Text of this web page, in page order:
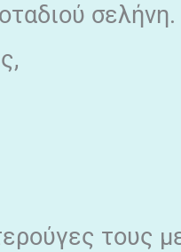
σελήνη.
τους